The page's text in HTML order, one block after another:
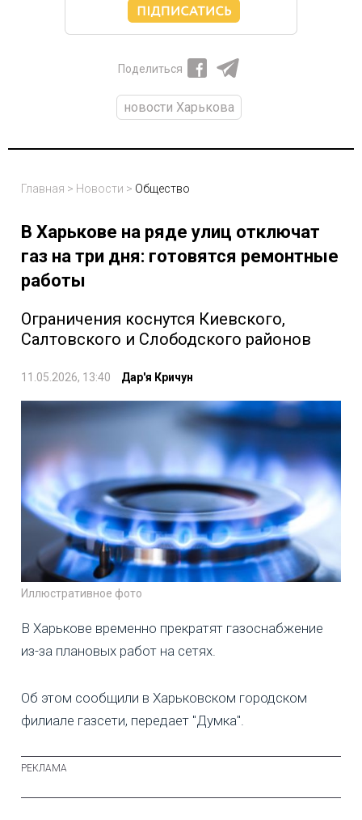
Поделиться
новости Харькова
Главная > Новости > Общество
В Харькове на ряде улиц отключат
газ на три дня: готовятся ремонтные
работы
Ограничения коснутся Киевского,
Салтовского и Слободского районов
11.05.2026, 13:40 Дар'я Кричун
Иллюстративное фото
В Харькове временно прекратят газоснабжение
из-за плановых работ на сетях.
Об этом сообщили в Харьковском городском
филиале газсети, передает "Думка".